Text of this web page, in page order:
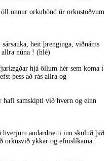
önnur orkubönd úr orkustöðvum
heit þrenginga, viðnáms
núna ! (hlé)
hjá öllum hér sem koma í
þess að rás allra og
hafi samskipti við hvern og einn
hverjum andardrætti inn skuluð þið
orkusvið ykkar og efnislíkama.